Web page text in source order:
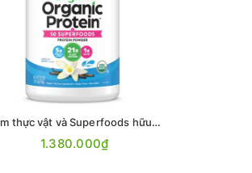
Đạm thực vật và Superfoods hữu cơ hương Vani 918g
1.380.000₫